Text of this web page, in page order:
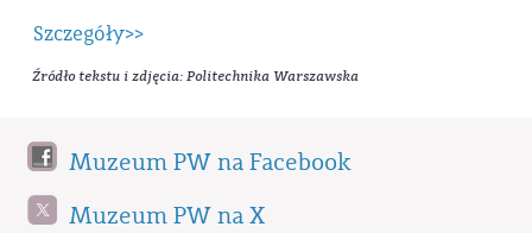
Szczegóły>>
Źródło tekstu i zdjęcia: Politechnika Warszawska
Muzeum PW na Facebook
Muzeum PW na X